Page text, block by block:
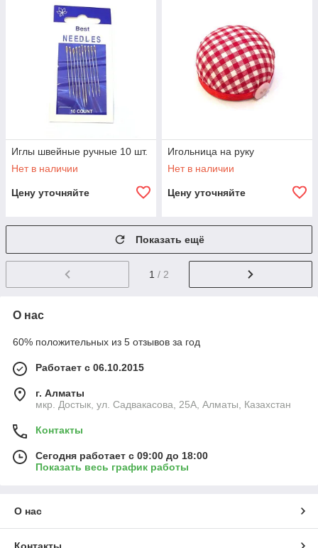
Иглы швейные ручные 10 шт.
Нет в наличии
Цену уточняйте
Игольница на руку
Нет в наличии
Цену уточняйте
Показать ещё
1 / 2
О нас
60% положительных из 5 отзывов за год
Работает с 06.10.2015
г. Алматы
мкр. Достык, ул. Садвакасова, 25А, Алматы, Казахстан
Контакты
Сегодня работает с 09:00 до 18:00
Показать весь график работы
О нас